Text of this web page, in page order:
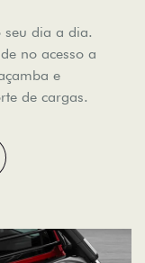
seu dia a dia.
no acesso a
e
de cargas.